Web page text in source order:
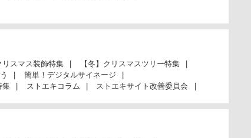
リスマス装飾特集
【冬】クリスマスツリー特集
簡単！デジタルサイネージ
集 ストエキコラム ストエキサイト改善委員会